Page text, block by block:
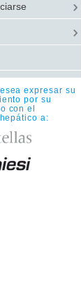
expresar su
por su
con el
a: